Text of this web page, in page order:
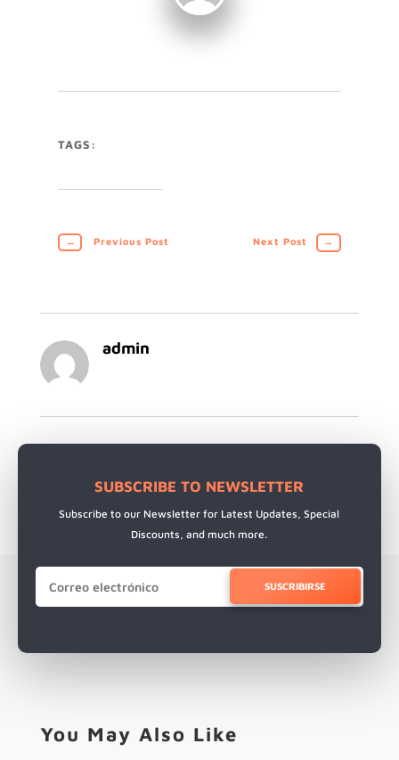
TAGS:
← Previous Post Next Post →
admin
SUBSCRIBE TO NEWSLETTER
Subscribe to our Newsletter for Latest Updates, Special
Discounts, and much more.
SUSCRIBIRSE
You May Also Like